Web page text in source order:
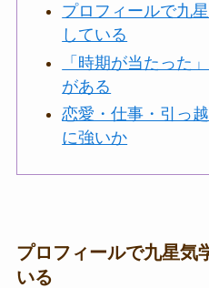
プロフィールで九
している
「時期が当たった
がある
恋愛・仕事・引っ
に強いか
プロフィールで九星気
いる